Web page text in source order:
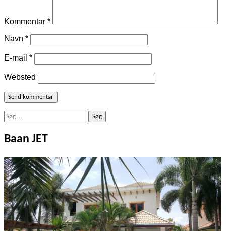
Kommentar *
Navn *
E-mail *
Websted
Søg
Baan JET